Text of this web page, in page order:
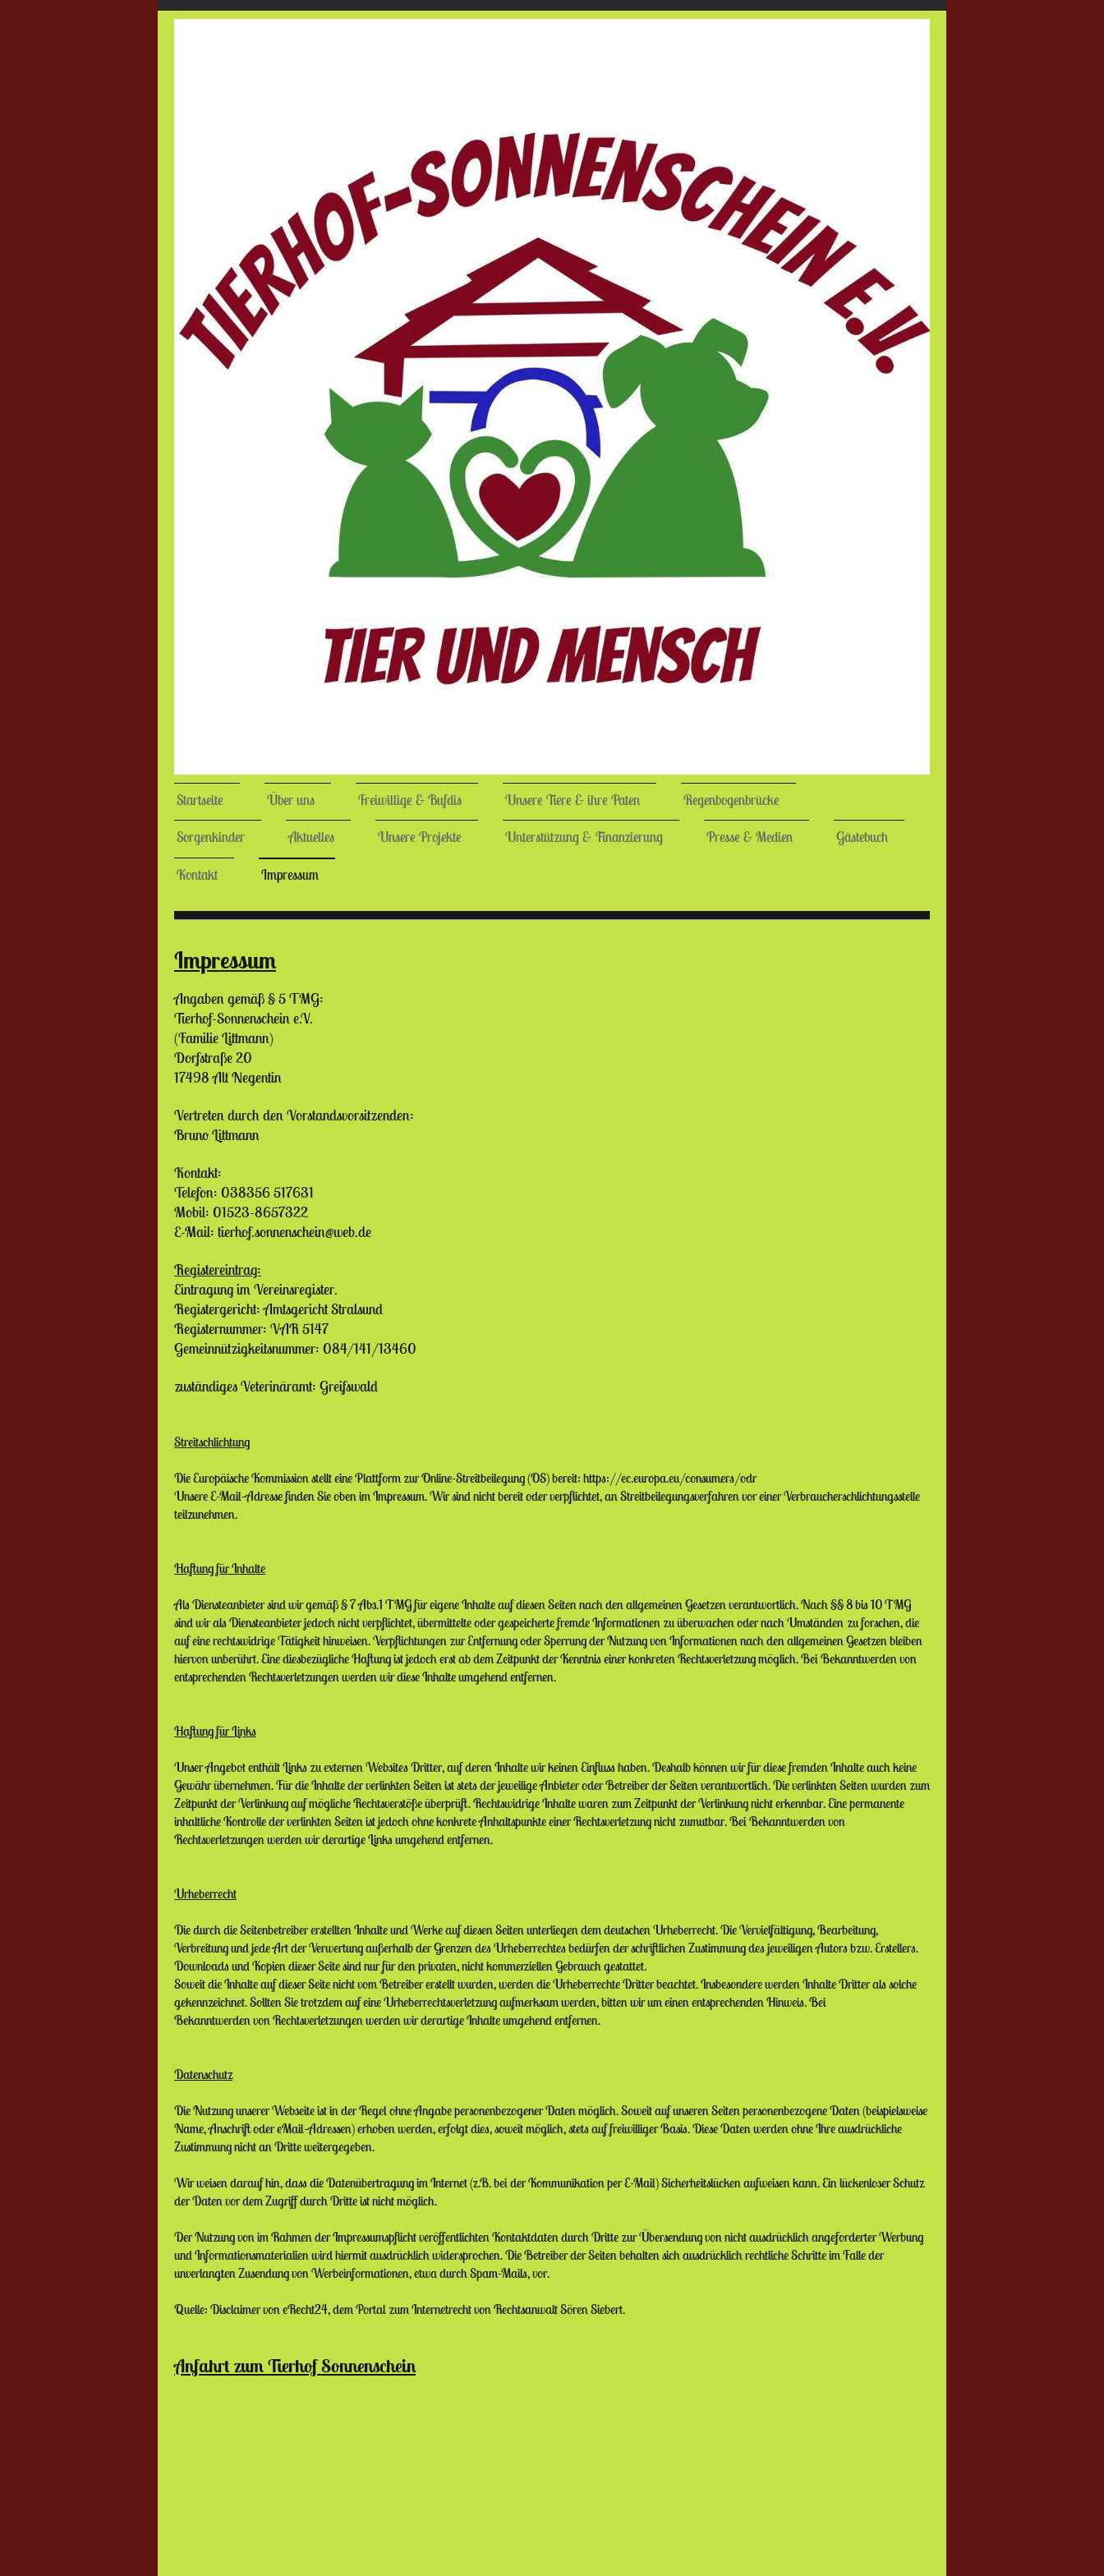
Startseite Über uns Freiwillige & Bufdis Unsere Tiere & ihre Paten Regenbogenbrücke
Sorgenkinder Aktuelles Unsere Projekte Unterstützung & Finanzierung Presse & Medien Gästebuch
Kontakt Impressum
Impressum
Angaben gemäß § 5 TMG:
Tierhof-Sonnenschein e.V.
(Familie Littmann)
Dorfstraße 20
17498 Alt Negentin
Vertreten durch den Vorstandsvorsitzenden:
Bruno Littmann
Kontakt:
Telefon: 038356 517631
Mobil: 01523-8657322
E-Mail: tierhof.sonnenschein@web.de
Registereintrag:
Eintragung im Vereinsregister.
Registergericht: Amtsgericht Stralsund
Registernummer: VAR 5147
Gemeinnützigkeitsnummer: 084/141/13460
zuständiges Veterinäramt: Greifswald
Streitschlichtung
Die Europäische Kommission stellt eine Plattform zur Online-Streitbeilegung (OS) bereit: https://ec.europa.eu/consumers/odr
Unsere E-Mail-Adresse finden Sie oben im Impressum.Wir sind nicht bereit oder verpflichtet, an Streitbeilegungsverfahren vor einerVerbraucherschlichtungsstelle
teilzunehmen.
Haftung für Inhalte
Als Diensteanbieter sind wir gemäß § 7 Abs.1 TMG für eigene Inhalte auf diesen Seiten nach denallgemeinen Gesetzen verantwortlich. Nach §§ 8 bis 10 TMG
sind wir als Diensteanbieter jedoch nichtverpflichtet, übermittelte oder gespeicherte fremde Informationen zu überwachen oder nach Umständen zu forschen, die
auf eine rechtswidrige Tätigkeit hinweisen.Verpflichtungen zur Entfernung oder Sperrung der Nutzung von Informationen nach den allgemeinenGesetzen bleiben
hiervon unberührt. Eine diesbezügliche Haftung ist jedoch erst ab dem Zeitpunkt derKenntnis einer konkreten Rechtsverletzung möglich. Bei Bekanntwerden von
entsprechendenRechtsverletzungen werden wir diese Inhalte umgehend entfernen.
Haftung für Links
Unser Angebot enthält Links zu externen Websites Dritter, auf deren Inhalte wir keinen Einfluss haben.Deshalb können wir für diese fremden Inhalte auch keine
Gewähr übernehmen. Für die Inhalte derverlinkten Seiten ist stets der jeweilige Anbieter oder Betreiber der Seiten verantwortlich. Die verlinktenSeiten wurden zum
Zeitpunkt der Verlinkung auf mögliche Rechtsverstöße überprüft. RechtswidrigeInhalte waren zum Zeitpunkt der Verlinkung nicht erkennbar.Eine permanente
inhaltliche Kontrolle der verlinkten Seiten ist jedoch ohne konkrete Anhaltspunkte einerRechtsverletzung nicht zumutbar. Bei Bekanntwerden von
Rechtsverletzungen werden wir derartige Links umgehend entfernen.
Urheberrecht
Die durch die Seitenbetreiber erstellten Inhalte und Werke auf diesen Seiten unterliegen dem deutschen Urheberrecht. Die Vervielfältigung, Bearbeitung,
Verbreitung und jede Art der Verwertung außerhalb der Grenzen des Urheberrechtes bedürfen der schriftlichen Zustimmung des jeweiligen Autors bzw. Erstellers.
Downloads und Kopien dieser Seite sind nur für den privaten, nicht kommerziellen Gebrauch gestattet.
Soweit die Inhalte auf dieser Seite nicht vom Betreiber erstellt wurden, werden die Urheberrechte Dritter beachtet. Insbesondere werden Inhalte Dritter als solche
gekennzeichnet. Sollten Sie trotzdem auf eine Urheberrechtsverletzung aufmerksam werden, bitten wir um einen entsprechenden Hinweis. Bei
Bekanntwerden von Rechtsverletzungen werden wir derartige Inhalte umgehend entfernen.
Datenschutz
Die Nutzung unserer Webseite ist in der Regel ohne Angabe personenbezogener Daten möglich. Soweit auf unseren Seiten personenbezogene Daten (beispielsweise
Name, Anschrift oder eMail-Adressen) erhoben werden, erfolgt dies, soweit möglich, stets auf freiwilliger Basis. Diese Daten werden ohne Ihre ausdrückliche
Zustimmung nicht an Dritte weitergegeben.
Wir weisen darauf hin, dass die Datenübertragung im Internet (z.B. bei der Kommunikation per E-Mail) Sicherheitslücken aufweisen kann. Ein lückenloser Schutz
der Daten vor dem Zugriff durch Dritte ist nicht möglich.
Der Nutzung von im Rahmen der Impressumspflicht veröffentlichten Kontaktdaten durch Dritte zur Übersendung von nicht ausdrücklich angeforderter Werbung
und Informationsmaterialien wird hiermit ausdrücklich widersprochen. Die Betreiber der Seiten behalten sich ausdrücklich rechtliche Schritte im Falle der
unverlangten Zusendung von Werbeinformationen, etwa durch Spam-Mails, vor.
Quelle: Disclaimer von eRecht24, dem Portal zum Internetrecht von Rechtsanwalt Sören Siebert.
Anfahrt zum Tierhof Sonnenschein